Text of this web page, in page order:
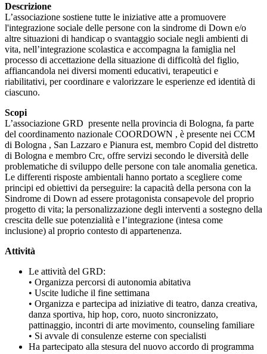
Descrizione
L’associazione sostiene tutte le iniziative atte a promuovere
l'integrazione sociale delle persone con la sindrome di Down e/o
altre situazioni di handicap o svantaggio sociale negli ambienti di
vita, nell’integrazione scolastica e accompagna la famiglia nel
processo di accettazione della situazione di difficoltà del figlio,
affiancandola nei diversi momenti educativi, terapeutici e
riabilitativi, per coordinare e valorizzare le esperienze ed identità di
ciascuno.
Scopi
L’associazione GRD presente nella provincia di Bologna, fa parte
del coordinamento nazionale COORDOWN , è presente nei CCM
di Bologna , San Lazzaro e Pianura est, membro Copid del distretto
di Bologna e membro Crc, offre servizi secondo le diversità delle
problematiche di sviluppo delle persone con tale anomalia genetica.
Le differenti risposte ambientali hanno portato a scegliere come
principi ed obiettivi da perseguire: la capacità della persona con la
Sindrome di Down ad essere protagonista consapevole del proprio
progetto di vita; la personalizzazione degli interventi a sostegno della
crescita delle sue potenzialità e l’integrazione (intesa come
inclusione) al proprio contesto di appartenenza.
Attività
Le attività del GRD:
• Organizza percorsi di autonomia abitativa
• Uscite ludiche il fine settimana
• Organizza e partecipa ad iniziative di teatro, danza creativa,
danza sportiva, hip hop, coro, nuoto sincronizzato,
pattinaggio, incontri di arte movimento, counseling familiare
• Si avvale di consulenze esterne con specialisti
Ha partecipato alla stesura del nuovo accordo di programma